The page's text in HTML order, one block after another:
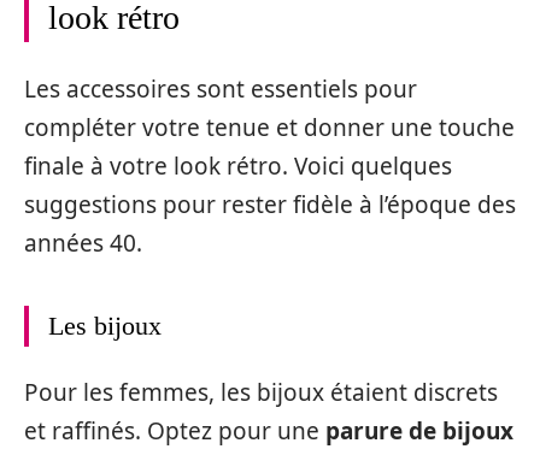
look rétro
Les accessoires sont essentiels pour
compléter votre tenue et donner une touche
finale à votre look rétro. Voici quelques
suggestions pour rester fidèle à l’époque des
années 40.
Les bijoux
Pour les femmes, les bijoux étaient discrets
et raffinés. Optez pour une parure de bijoux